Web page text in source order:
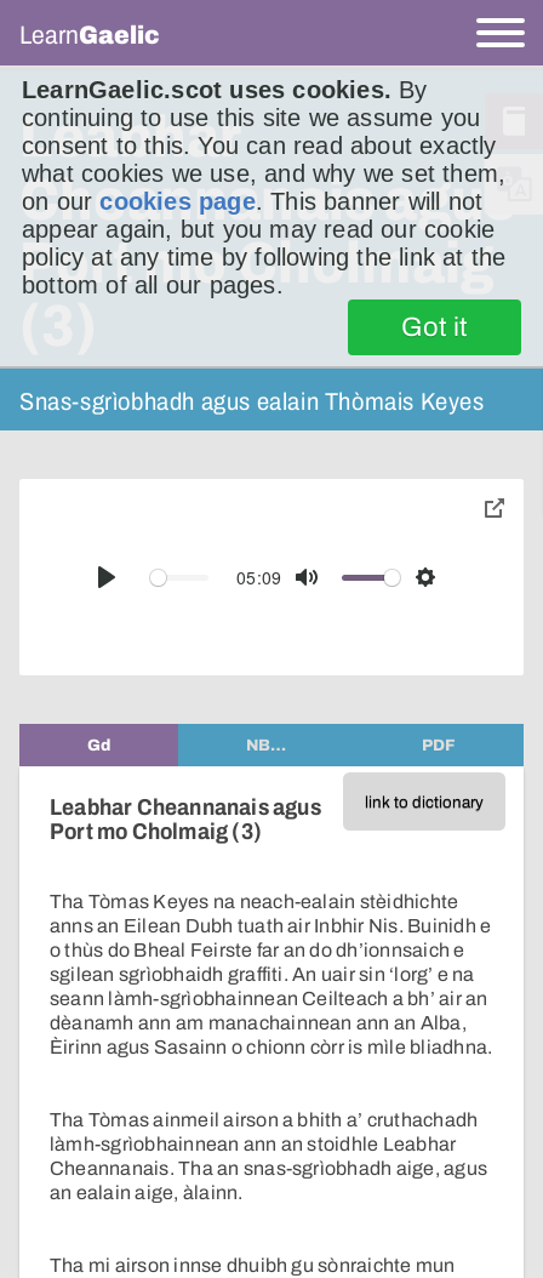
LearnGaelic.scot uses cookies. By
continuing to use this site we assume you
consent to this. You can read about exactly
what cookies we use, and why we set them,
on ourcookies page. This banner will not
appear again, but you may read our cookie
policy at any time by following the link at the
bottom of all our pages.
Got it
LearnGaelic
Leabhar
Cheannanais agus
Port mo Cholmaig
Snas-sgrìobhadh agus ealain Thòmais Keyes
Play
05:09
Mute Settings
toggle
Gd NB… PDF
link to dictionary
Leabhar Cheannanais agus
Port mo Cholmaig (3)
Tha Tòmas Keyes na neach-ealain stèidhichte
anns an Eilean Dubh tuath air Inbhir Nis. Buinidh e
o thùs do Bheal Feirste far an do dh’ionnsaich e
sgilean sgrìobhaidh graffiti. An uair sin ‘lorg’ e na
seann làmh-sgrìobhainnean Ceilteach a bh’ air an
dèanamh ann am manachainnean ann an Alba,
Èirinn agus Sasainn o chionn còrr is mìle bliadhna.
Tha Tòmas ainmeil airson a bhith a’ cruthachadh
làmh-sgrìobhainnean ann an stoidhle Leabhar
Cheannanais. Tha an snas-sgrìobhadh aige, agus
an ealain aige, àlainn.
Tha mi airson innse dhuibh gu sònraichte mun